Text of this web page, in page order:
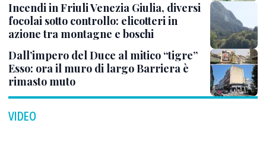
Incendi in Friuli Venezia Giulia, diversi
focolai sotto controllo: elicotteri in
azione tra montagne e boschi
Dall’impero del Duce al mitico “tigre”
Esso: ora il muro di largo Barriera è
rimasto muto
VIDEO